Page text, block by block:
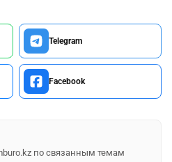
Telegram
Facebook
по связанным темам